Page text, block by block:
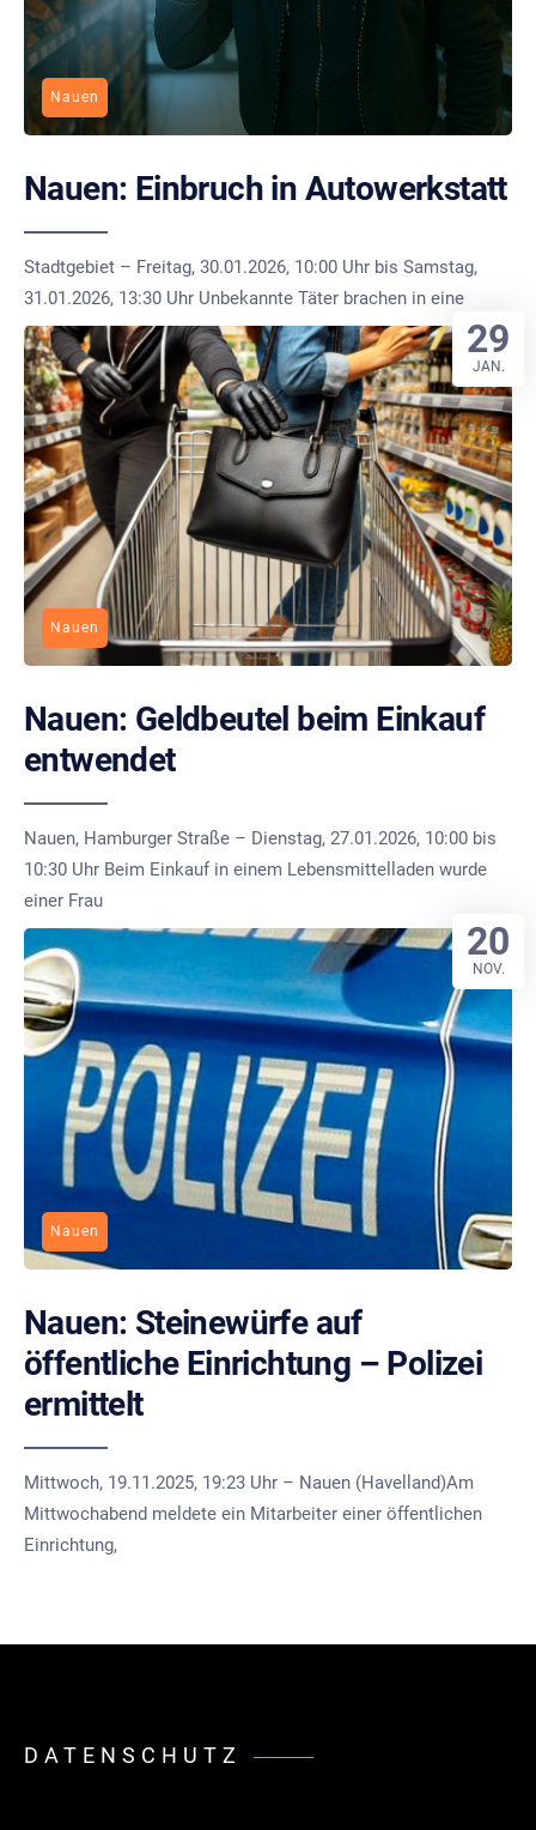
Nauen
Nauen: Einbruch in Autowerkstatt
Stadtgebiet – Freitag, 30.01.2026, 10:00 Uhr bis Samstag,
31.01.2026, 13:30 Uhr Unbekannte Täter brachen in eine
Nauen
Nauen: Geldbeutel beim Einkauf
entwendet
Nauen, Hamburger Straße – Dienstag, 27.01.2026, 10:00 bis
10:30 Uhr Beim Einkauf in einem Lebensmittelladen wurde
einer Frau
29
JAN.
Nauen
Nauen: Steinewürfe auf
öffentliche Einrichtung – Polizei
ermittelt
Mittwoch, 19.11.2025, 19:23 Uhr – Nauen (Havelland)Am
Mittwochabend meldete ein Mitarbeiter einer öffentlichen
Einrichtung,
20
NOV.
DATENSCHUTZ